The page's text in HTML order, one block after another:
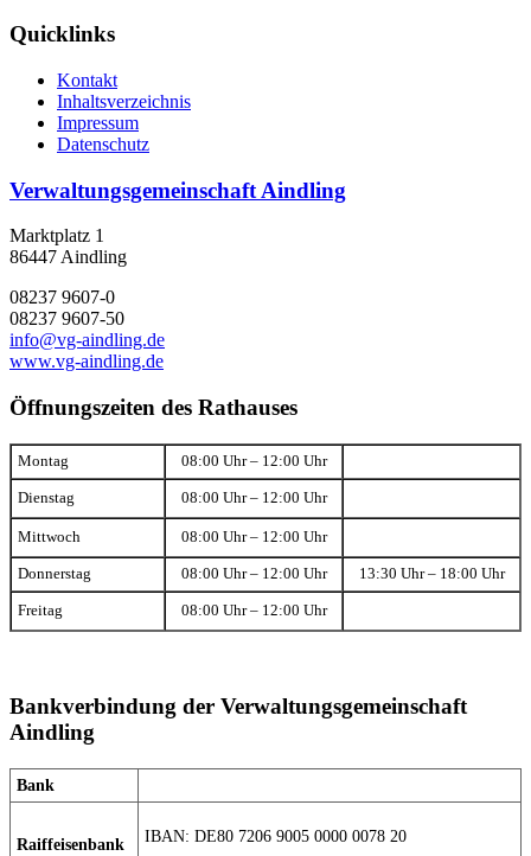
Quicklinks
Kontakt
Inhaltsverzeichnis
Impressum
Datenschutz
Verwaltungsgemeinschaft Aindling
Marktplatz 1
86447 Aindling
08237 9607-0
08237 9607-50
info@vg-aindling.de
www.vg-aindling.de
Öffnungszeiten des Rathauses
Montag 08:00 Uhr – 12:00 Uhr
Dienstag 08:00 Uhr – 12:00 Uhr
Mittwoch 08:00 Uhr – 12:00 Uhr
Donnerstag 08:00 Uhr – 12:00 Uhr 13:30 Uhr – 18:00 Uhr
Freitag 08:00 Uhr – 12:00 Uhr
Bankverbindung der Verwaltungsgemeinschaft
Aindling
Bank
Raiffeisenbank
IBAN: DE80 7206 9005 0000 0078 20